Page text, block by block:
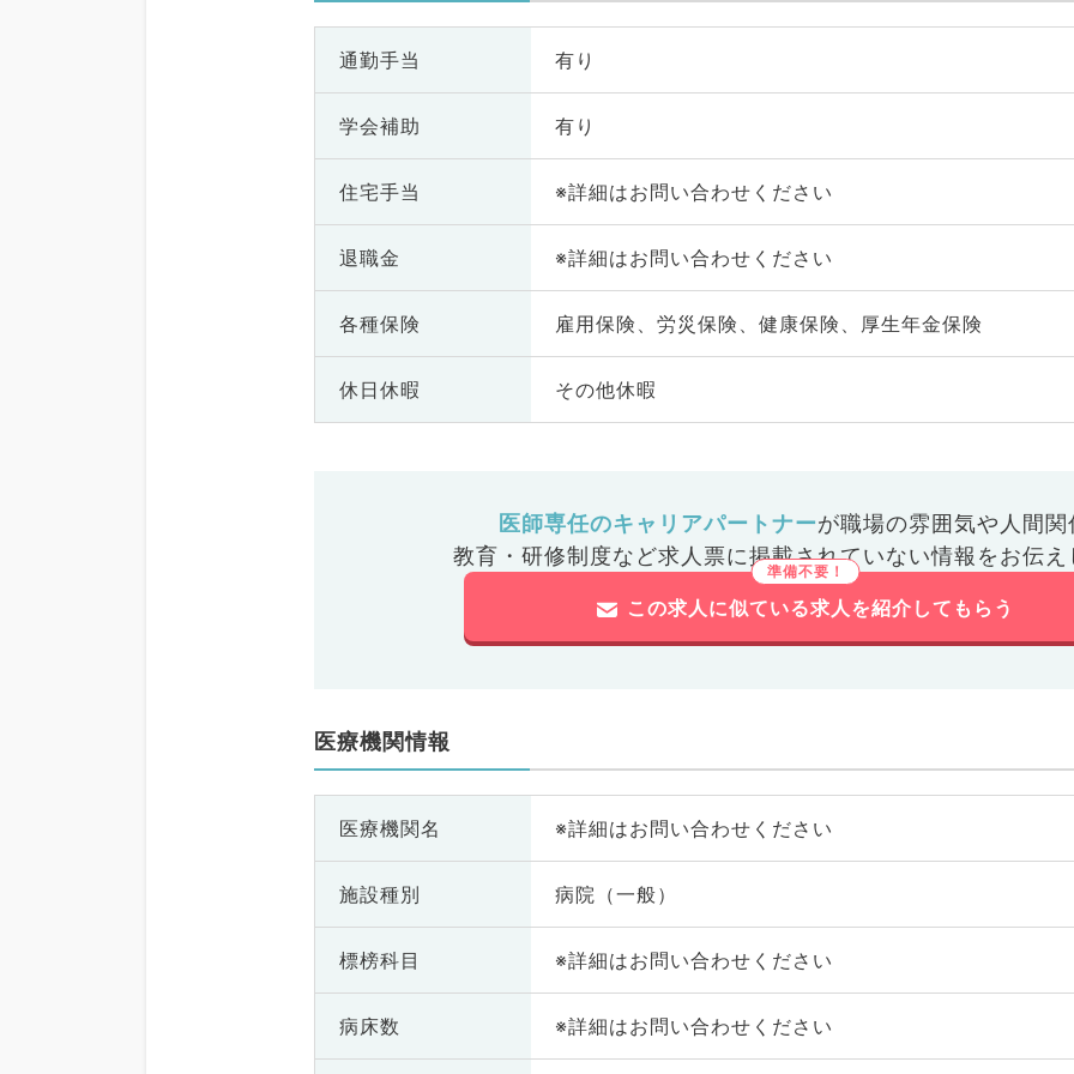
通勤手当 有り
学会補助 有り
住宅手当 ※詳細はお問い合わせください
退職金 ※詳細はお問い合わせください
各種保険 雇用保険、労災保険、健康保険、厚生年金保険
休日休暇 その他休暇
医師専任のキャリアパートナーが職場の雰囲気や人間関
教育・研修制度など求人票に掲載されていない情報をお伝え
この求人に似ている求人を紹介してもらう
医療機関情報
医療機関名 ※詳細はお問い合わせください
施設種別 病院（一般）
標榜科目 ※詳細はお問い合わせください
病床数 ※詳細はお問い合わせください